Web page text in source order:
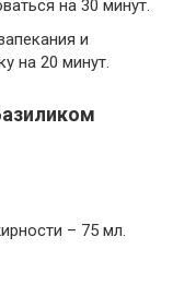
на 30 минут.
и
на 20 минут.
– 75 мл.